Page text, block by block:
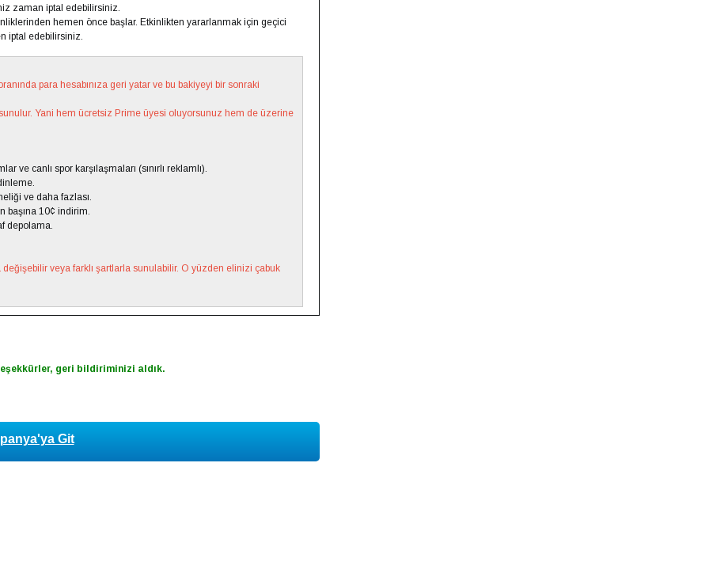
zaman iptal edebilirsiniz.
hemen önce başlar. Etkinlikten yararlanmak için geçici
iptal edebilirsiniz.
para hesabınıza geri yatar ve bu bakiyeyi bir sonraki
Yani hem ücretsiz Prime üyesi oluyorsunuz hem de üzerine
ve canlı spor karşılaşmaları (sınırlı reklamlı).
ve daha fazlası.
başına 10¢ indirim.
depolama.
veya farklı şartlarla sunulabilir. O yüzden elinizi çabuk
geri bildiriminizi aldık.
Git